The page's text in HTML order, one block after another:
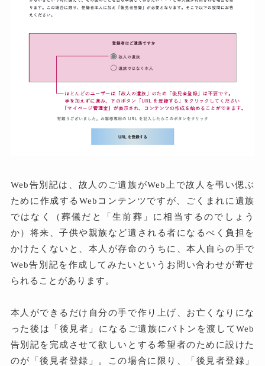
Web告別記は、故人のご遺族がWeb上で故人を弔い偲ぶ
ために作成するWebコンテンツですが、ごくまれに遺族
ではなく（葬儀だと「生前葬」に相当するのでしょう
か）将来、子供や親族など遺される者になるべく負担を
かけたくないと、本人が存命のうちに、本人自らの手で
Web告別記を作成してみたいというお問い合わせが寄せ
られることがあります。
本人ができるだけ自分の手で作り上げ、お亡くなりにな
った後は「後見者」になるご遺族にバトンを渡してWeb
告別記を完成させて欲しいとする希望者のために設けた
のが「後見者登録」。この場合に限り、「後見者登録」